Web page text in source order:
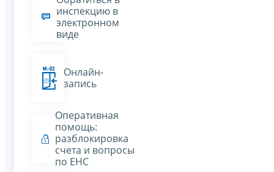
инспекцию в
электронном
виде
Онлайн-
запись
Оперативная
помощь:
разблокировка
счета и вопросы
по ЕНС